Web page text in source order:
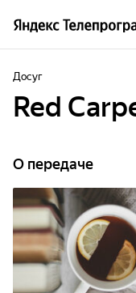
Досуг
Red
О передаче